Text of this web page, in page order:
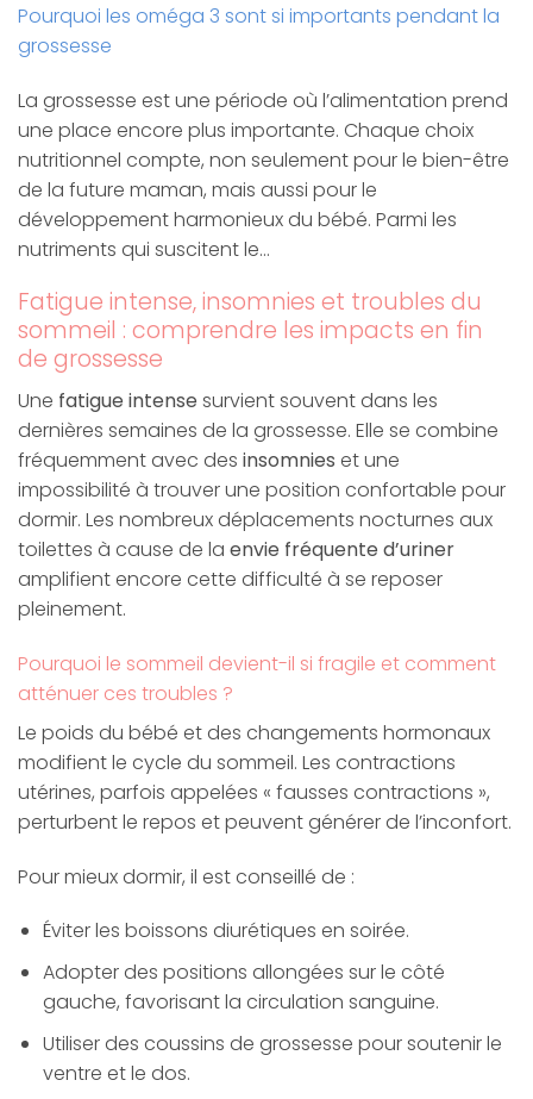
Pourquoi les oméga 3 sont si importants pendant la
grossesse
La grossesse est une période où l’alimentation prend
une place encore plus importante. Chaque choix
nutritionnel compte, non seulement pour le bien-être
de la future maman, mais aussi pour le
développement harmonieux du bébé. Parmi les
nutriments qui suscitent le…
Fatigue intense, insomnies et troubles du
sommeil : comprendre les impacts en fin
de grossesse
Une fatigue intense survient souvent dans les
dernières semaines de la grossesse. Elle se combine
fréquemment avec des insomnies et une
impossibilité à trouver une position confortable pour
dormir. Les nombreux déplacements nocturnes aux
toilettes à cause de la envie fréquente d’uriner
amplifient encore cette difficulté à se reposer
pleinement.
Pourquoi le sommeil devient-il si fragile et comment
atténuer ces troubles ?
Le poids du bébé et des changements hormonaux
modifient le cycle du sommeil. Les contractions
utérines, parfois appelées « fausses contractions »,
perturbent le repos et peuvent générer de l’inconfort.
Pour mieux dormir, il est conseillé de :
Éviter les boissons diurétiques en soirée.
Adopter des positions allongées sur le côté
gauche, favorisant la circulation sanguine.
Utiliser des coussins de grossesse pour soutenir le
ventre et le dos.